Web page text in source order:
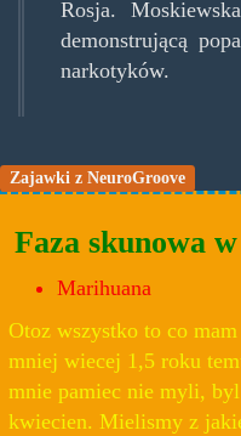
Rosja.
demonstrującą
narkotyków.
Zajawki z NeuroGroove
Faza skunowa
Marihuana
Otoz wszystko to co
mniej wiecej 1,5 roku
mnie pamiec nie myli,
kwiecien. Mielismy z